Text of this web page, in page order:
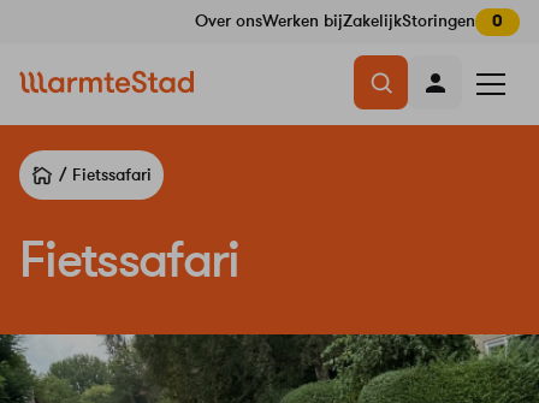
overslaan
Over onsWerken bijZakelijkStoringen 0
openen
Fietssafari
Fietssafari